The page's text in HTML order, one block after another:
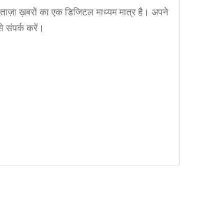
ख़बरों का एक डिजिटल माध्यम मात्र है। अपने
संपर्क करें।